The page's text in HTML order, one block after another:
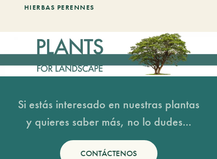
HIERBAS PERENNES
Si estás interesado en nuestras plantas
y quieres saber más, no lo dudes...
CONTÁCTENOS